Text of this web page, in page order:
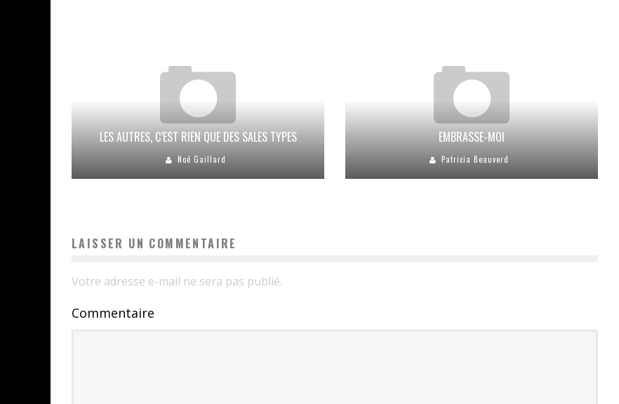
LES AUTRES, C’EST RIEN QUE DES SALES TYPES
Noé Gaillard
EMBRASSE-MOI
Patricia Beauverd
LAISSER UN COMMENTAIRE
Votre adresse e-mail ne sera pas publié.
Commentaire